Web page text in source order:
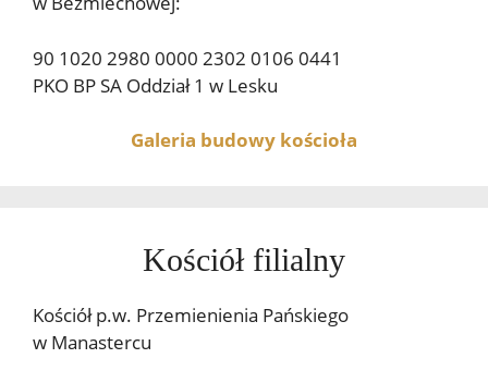
90 1020 2980 0000 2302 0106 0441
PKO BP SA Oddział 1 w Lesku
Galeria budowy kościoła
Kościół filialny
Kościół p.w. Przemienienia Pańskiego
w Manastercu